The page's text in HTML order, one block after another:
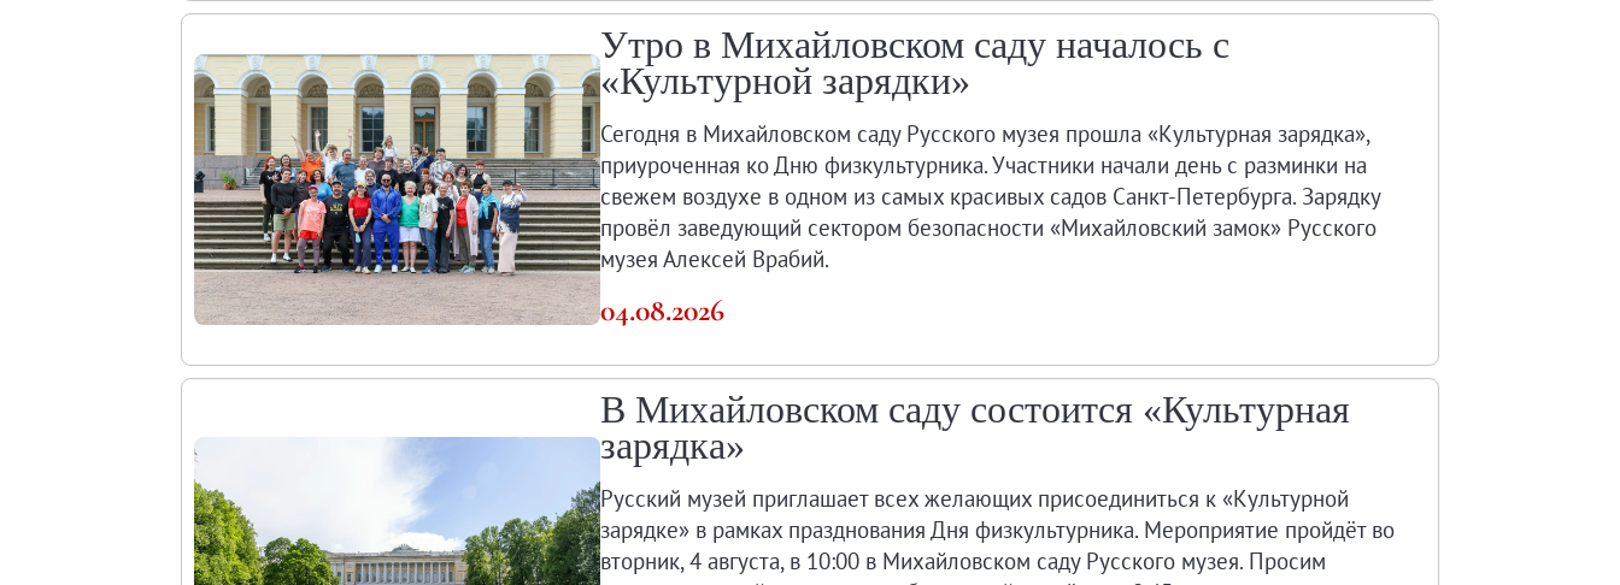
О билетах, льготах и услугах
Правила покупки и возврата билетов
Правила посещения музея
Высказать мнение / Сообщить о проблеме
Экскурсии
Лекции и абонементы
Лекторий
Лекции
Абонементы
Программы и мероприятия
Социально-культурные проекты
Утро в Михайловском саду началось с
«Культурной зарядки»
Сегодня в Михайловском саду Русского музея прошла «Культурная зарядка»,
приуроченная ко Дню физкультурника. Участники начали день с разминки на
свежем воздухе в одном из самых красивых садов Санкт-Петербурга. Зарядку
провёл заведующий сектором безопасности «Михайловский замок» Русского
музея Алексей Врабий.
04.08.2026
В Михайловском саду состоится «Культурная
зарядка»
Русский музей приглашает всех желающих присоединиться к «Культурной
зарядке» в рамках празднования Дня физкультурника. Мероприятие пройдёт во
вторник, 4 августа, в 10:00 в Михайловском саду Русского музея. Просим